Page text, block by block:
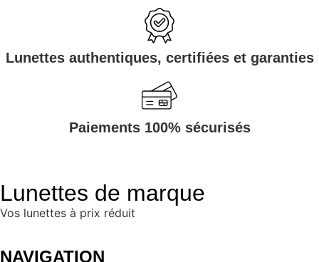
Lunettes authentiques, certifiées et garanties
Paiements 100% sécurisés
Lunettes de marque
Vos lunettes à prix réduit
NAVIGATION